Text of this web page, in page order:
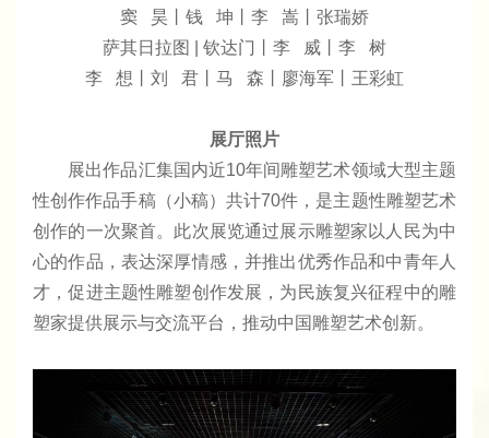
窦 昊丨钱 坤丨李 嵩丨张瑞娇
萨其日拉图 | 钦达门丨李 威丨李 树
李 想丨刘 君丨马 森丨廖海军丨王彩虹
展厅照片
展出作品汇集国内近10年间雕塑艺术领域大型主题
性创作作品手稿（小稿）共计70件，是主题性雕塑艺术
创作的一次聚首。此次展览通过展示雕塑家以人民为中
心的作品，表达深厚情感，并推出优秀作品和中青年人
才，促进主题性雕塑创作发展，为民族复兴征程中的雕
塑家提供展示与交流平台，推动中国雕塑艺术创新。